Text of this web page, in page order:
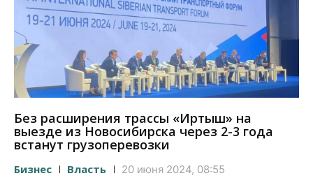
Без расширения трассы «Иртыш» на
выезде из Новосибирска через 2-3 года
встанут грузоперевозки
Бизнес Власть 20 июня 2024, 08:55